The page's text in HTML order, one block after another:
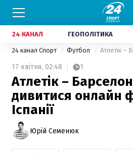
24 КАНАЛ ГЕОПОЛІТИКА
24 канал Спорт Футбол
17 квітня, 02:48 1
Атлетік –
дивитися онлайн
Іспанії
Юрій Семенюк